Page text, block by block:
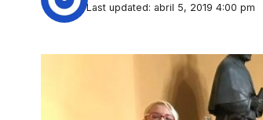
Last updated: abril 5, 2019 4:00 pm